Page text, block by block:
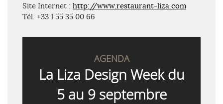
Site Internet : http://www.restaurant-liza.com
Tél. +33 1 55 35 00 66
AGENDA
La Liza Design Week du
5 au 9 septembre